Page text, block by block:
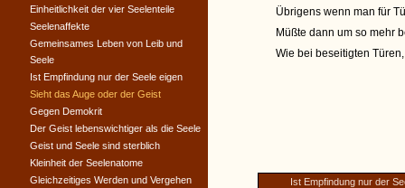
Übrigens wenn man für
Müßte dann um so mehr
Wie bei beseitigten
Ist Empfindung nur der
Einheitlichkeit der vier Seelenteile
Seelenaffekte
Gemeinsames Leben von Leib und
Seele
Ist Empfindung nur der Seele eigen
Sieht das Auge oder der Geist
Gegen Demokrit
Der Geist lebenswichtiger als die Seele
Geist und Seele sind sterblich
Kleinheit der Seelenatome
Gleichzeitiges Werden und Vergehen